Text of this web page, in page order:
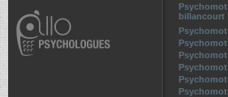
billancourt